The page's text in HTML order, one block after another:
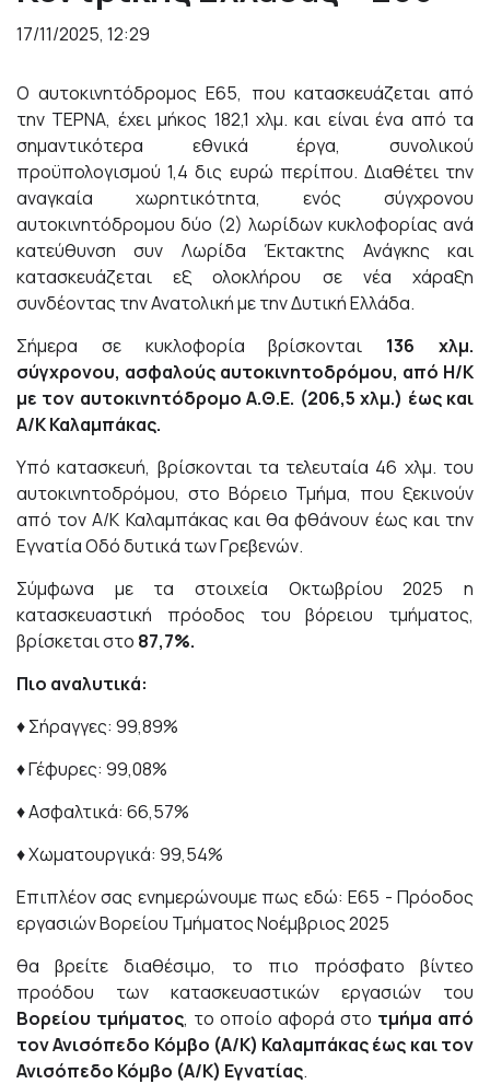
17/11/2025, 12:29
Ο αυτοκινητόδρομος Ε65, που κατασκευάζεται από
την ΤΕΡΝΑ, έχει μήκος 182,1 χλμ. και είναι ένα από τα
σημαντικότερα εθνικά έργα, συνολικού
προϋπολογισμού 1,4 δις ευρώ περίπου. Διαθέτει την
αναγκαία χωρητικότητα, ενός σύγχρονου
αυτοκινητόδρομου δύο (2) λωρίδων κυκλοφορίας ανά
κατεύθυνση συν Λωρίδα Έκτακτης Ανάγκης και
κατασκευάζεται εξ ολοκλήρου σε νέα χάραξη
συνδέοντας την Ανατολική με την Δυτική Ελλάδα.
Σήμερα σε κυκλοφορία βρίσκονται 136
χλμ.
σύγχρονου, ασφαλούς αυτοκινητοδρόμου, από Η/Κ
με τον αυτοκινητόδρομο Α.Θ.Ε. (206,5 χλμ.) έως και
Α/Κ Καλαμπάκας.
Υπό κατασκευή, βρίσκονται τα τελευταία 46 χλμ. του
αυτοκινητοδρόμου, στο Βόρειο Τμήμα, που ξεκινούν
από τον Α/Κ Καλαμπάκας και θα φθάνουν έως και την
Εγνατία Οδό δυτικά των Γρεβενών.
Σύμφωνα με τα στοιχεία Οκτωβρίου 2025 η
κατασκευαστική πρόοδος του βόρειου τμήματος,
βρίσκεται στο 87,7%.
Πιο αναλυτικά:
♦ Σήραγγες: 99,89%
♦ Γέφυρες: 99,08%
♦ Ασφαλτικά: 66,57%
♦ Χωματουργικά: 99,54%
Επιπλέον σας ενημερώνουμε πως εδώ:E65 - Πρόοδος
εργασιών Βορείου Τμήματος Νοέμβριος 2025
θα βρείτε διαθέσιμο, το πιο πρόσφατο βίντεο
προόδου των κατασκευαστικών εργασιών του
Βορείου τμήματος, το οποίο αφορά στο τμήμα από
τον Ανισόπεδο Κόμβο (Α/Κ) Καλαμπάκας έως και τον
Ανισόπεδο Κόμβο (Α/Κ) Εγνατίας.